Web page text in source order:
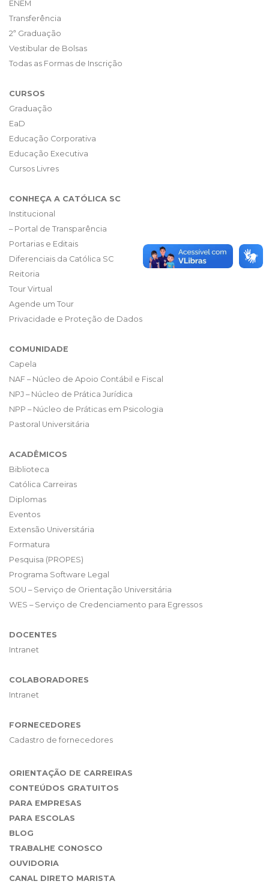
ENEM
Transferência
2ª Graduação
Vestibular de Bolsas
Todas as Formas de Inscrição
CURSOS
Graduação
EaD
Educação Corporativa
Educação Executiva
Cursos Livres
CONHEÇA A CATÓLICA SC
Institucional
– Portal de Transparência
Portarias e Editais
Diferenciais da Católica SC
Reitoria
Tour Virtual
Agende um Tour
Privacidade e Proteção de Dados
COMUNIDADE
Capela
NAF – Núcleo de Apoio Contábil e Fiscal
NPJ – Núcleo de Prática Jurídica
NPP – Núcleo de Práticas em Psicologia
Pastoral Universitária
ACADÊMICOS
Biblioteca
Católica Carreiras
Diplomas
Eventos
Extensão Universitária
Formatura
Pesquisa (PROPES)
Programa Software Legal
SOU – Serviço de Orientação Universitária
WES – Serviço de Credenciamento para Egressos
DOCENTES
Intranet
COLABORADORES
Intranet
FORNECEDORES
Cadastro de fornecedores
ORIENTAÇÃO DE CARREIRAS
CONTEÚDOS GRATUITOS
PARA EMPRESAS
PARA ESCOLAS
BLOG
TRABALHE CONOSCO
OUVIDORIA
CANAL DIRETO MARISTA